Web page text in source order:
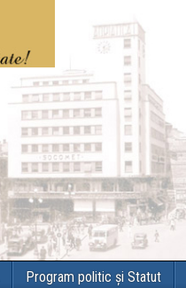
Program politic și Statut